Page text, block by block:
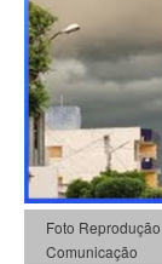
Foto
Comunicação